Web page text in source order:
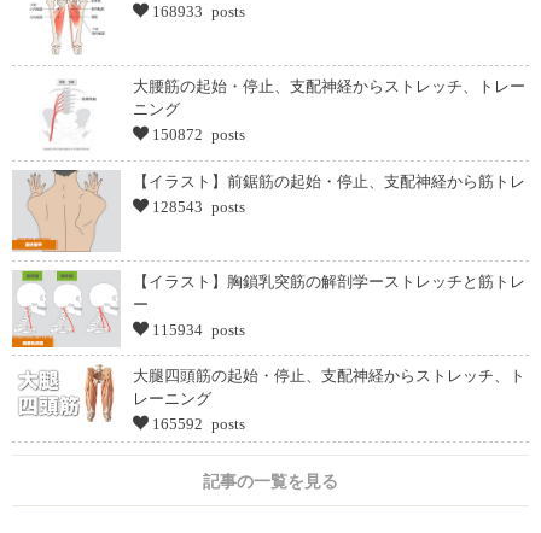
168933 posts
大腰筋の起始・停止、支配神経からストレッチ、トレー
ニング
150872 posts
【イラスト】前鋸筋の起始・停止、支配神経から筋トレ
128543 posts
【イラスト】胸鎖乳突筋の解剖学ーストレッチと筋トレ
ー
115934 posts
大腿四頭筋の起始・停止、支配神経からストレッチ、ト
レーニング
165592 posts
記事の一覧を見る